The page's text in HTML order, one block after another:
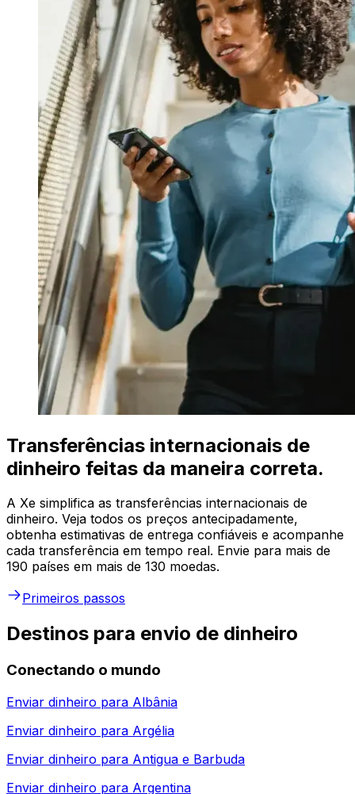
Transferências internacionais de
dinheiro feitas da maneira correta.
A Xe simplifica as transferências internacionais de
dinheiro. Veja todos os preços antecipadamente,
obtenha estimativas de entrega confiáveis e acompanhe
cada transferência em tempo real. Envie para mais de
190 países em mais de 130 moedas.
Primeiros passos
Destinos para envio de dinheiro
Conectando o mundo
Enviar dinheiro para Albânia
Enviar dinheiro para Argélia
Enviar dinheiro para Antigua e Barbuda
Enviar dinheiro para Argentina